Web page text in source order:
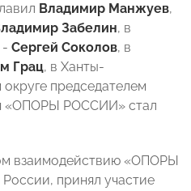
Владимир Манжуев,
Забелин, в
- Сергей Соколов, в
Грац, в Ханты-
председателем
«ОПОРЫ РОССИИ» стал
взаимодействию «ОПОРЫ
принял участие